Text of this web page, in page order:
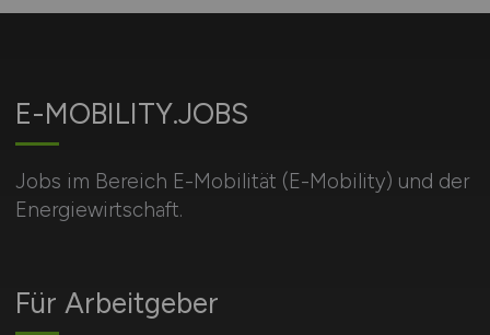
E-MOBILITY.JOBS
Jobs im Bereich E-Mobilität (E-Mobility) und der
Energiewirtschaft.
Für Arbeitgeber